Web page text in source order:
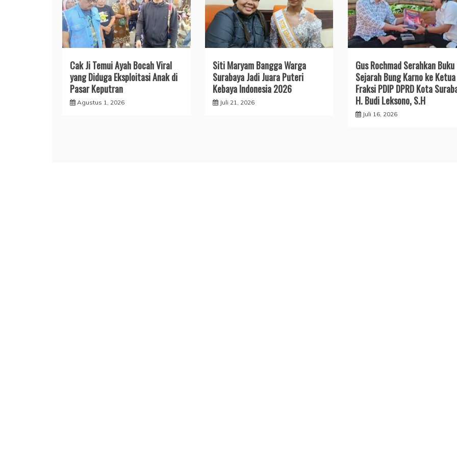
Cak Ji Temui Ayah Bocah Viral
yang Diduga Eksploitasi Anak di
Pasar Keputran
Agustus 1, 2026
Siti Maryam Bangga Warga
Surabaya Jadi Juara Puteri
Kebaya Indonesia 2026
Juli 21, 2026
Gus Rochmad Serahkan Buku
Sejarah Bung Karno ke Ketua
Fraksi PDIP DPRD Kota
H. Budi Leksono, S.H
Juli 16, 2026